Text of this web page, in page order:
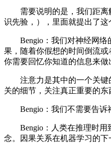
需要说明的是，我们距离解
识先验，），里面就提出了
Bengio：我们对神经网络的
果，随着你假想的时间倒流
你需要回忆你知道的信息来做
注意力是其中的一个关键的
关的细节，关注真正重要的
Bengio：我们不需要告诉神
Bengio：人类在推理时用到
念。因果关系在机器学习的下